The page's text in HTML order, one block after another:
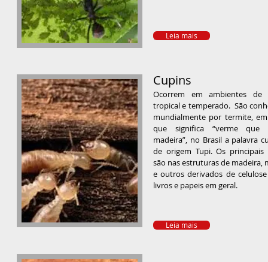
Leia mais
Cupins
Ocorrem em ambientes de
tropical e temperado. São
mundialmente por termite,
que significa “verme
madeira”, no Brasil a palavra
de origem Tupi. Os principais
são nas estruturas de madeira,
e outros derivados de
livros e papeis em geral.
Leia mais